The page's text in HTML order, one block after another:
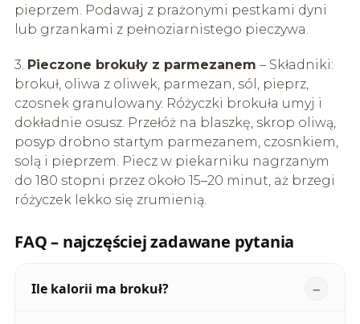
pieprzem. Podawaj z prażonymi pestkami dyni
lub grzankami z pełnoziarnistego pieczywa.
3. Pieczone brokuły z parmezanem – Składniki:
brokuł, oliwa z oliwek, parmezan, sól, pieprz,
czosnek granulowany. Różyczki brokuła umyj i
dokładnie osusz. Przełóż na blaszkę, skrop oliwą,
posyp drobno startym parmezanem, czosnkiem,
solą i pieprzem. Piecz w piekarniku nagrzanym
do 180 stopni przez około 15–20 minut, aż brzegi
różyczek lekko się zrumienią.
FAQ – najczęściej zadawane pytania
Ile kalorii ma brokuł?